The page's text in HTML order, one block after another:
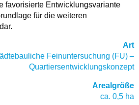
favorisierte Entwicklungsvariante
für die weiteren
Art
Feinuntersuchung (FU) –
Quartiersentwicklungskonzept
Arealgröße
ca. 0,5 ha